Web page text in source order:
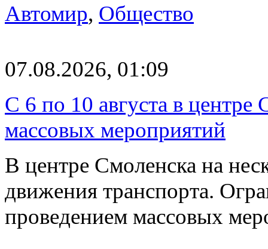
Автомир, Общество
07.08.2026, 01:09
С 6 по 10 августа в центре
массовых мероприятий
В центре Смоленска на
движения транспорта.
проведением массовых